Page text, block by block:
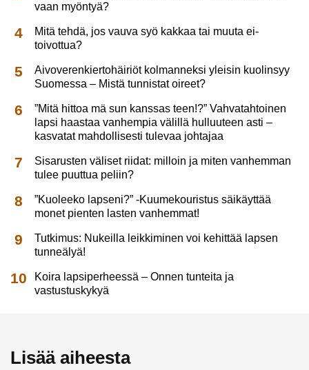
vaan myöntyä?
Mitä tehdä, jos vauva syö kakkaa tai muuta ei-
toivottua?
Aivoverenkiertohäiriöt kolmanneksi yleisin kuolinsyy
Suomessa – Mistä tunnistat oireet?
”Mitä hittoa mä sun kanssas teen!?” Vahvatahtoinen
lapsi haastaa vanhempia välillä hulluuteen asti –
kasvatat mahdollisesti tulevaa johtajaa
Sisarusten väliset riidat: milloin ja miten vanhemman
tulee puuttua peliin?
”Kuoleeko lapseni?” -Kuumekouristus säikäyttää
monet pienten lasten vanhemmat!
Tutkimus: Nukeilla leikkiminen voi kehittää lapsen
tunneälyä!
Koira lapsiperheessä – Onnen tunteita ja
vastustuskykyä
Lisää aiheesta